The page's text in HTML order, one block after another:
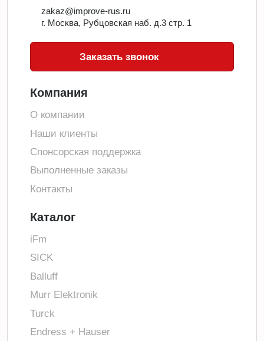
zakaz@improve-rus.ru
г. Москва, Рубцовская наб. д.3 стр. 1
Заказать звонок
Компания
О компании
Наши клиенты
Спонсорская поддержка
Выполненные заказы
Контакты
Каталог
iFm
SICK
Balluff
Murr Elektronik
Turck
Endress + Hauser